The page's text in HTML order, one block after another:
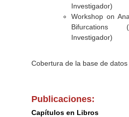
Investigador)
Workshop on
Bifurcations (
Investigador)
Cobertura de la base de datos
Publicaciones:
Capítulos en Libros